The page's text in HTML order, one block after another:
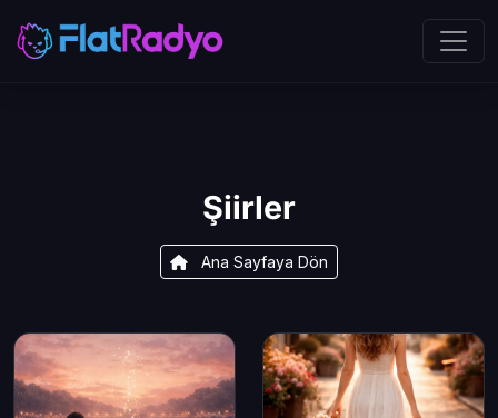
Şiirler
Ana Sayfaya Dön